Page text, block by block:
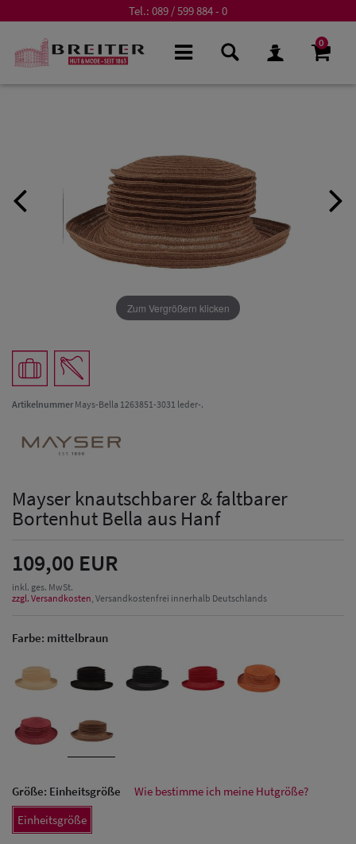
Tel.: 089 / 599 884 - 0
0
Herren Caps
Herren
Herren UV-
Zum Vergrößern klicken
ArtikelnummerMays-Bella 1263851-3031 leder-.
Mayser knautschbarer & faltbarer
Bortenhut Bella aus Hanf
109,00 EUR
inkl. ges. MwSt.
zzgl. Versandkosten , Versandkostenfrei innerhalb Deutschlands
Farbe: mittelbraun
Größe: Einheitsgröße
Wie bestimme ich meine Hutgröße?
Einheitsgröße